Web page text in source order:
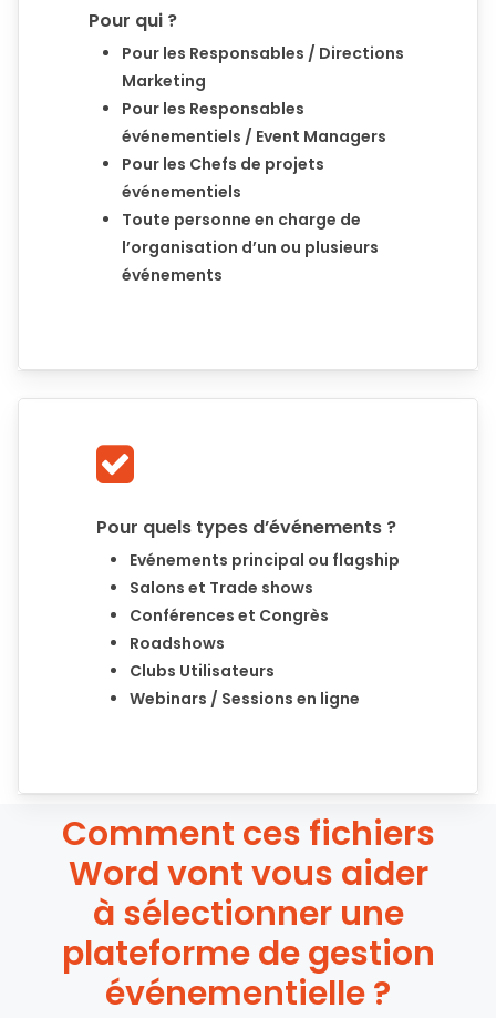
Pour qui ?
Pour les Responsables / Directions
Marketing
Pour les Responsables
événementiels / Event Managers
Pour les Chefs de projets
événementiels
Toute personne en charge de
l’organisation d’un ou plusieurs
événements
Pour quels types d’événements ?
Evénements principal ou flagship
Salons et Trade shows
Conférences et Congrès
Roadshows
Clubs Utilisateurs
Webinars / Sessions en ligne
Comment ces fichiers
Word vont vous aider
à sélectionner une
plateforme de gestion
événementielle ?